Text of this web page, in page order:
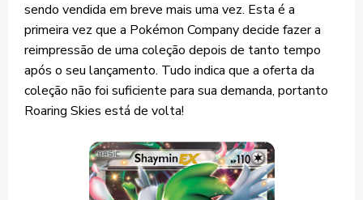
sendo vendida em breve mais uma vez. Esta é a
primeira vez que a Pokémon Company decide fazer a
reimpressão de uma coleção depois de tanto tempo
após o seu lançamento. Tudo indica que a oferta da
coleção não foi suficiente para sua demanda, portanto
Roaring Skies está de volta!